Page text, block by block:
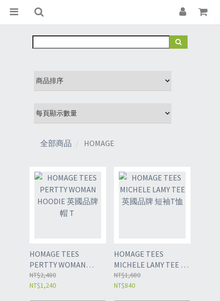
全部商品 HOMAGE
HOMAGE TEES
PERTTY WOMAN
HOODIE 英國品牌 帽
Ｔ
NT$2,480
NT$1,240
HOMAGE TEES
MICHELE LAMY TEE 英
國品牌 短袖T恤
NT$1,680
NT$840